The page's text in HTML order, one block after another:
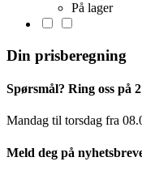
På lager
Din prisberegning
Spørsmål? Ring oss på
Mandag til torsdag ​​fra
Meld deg på